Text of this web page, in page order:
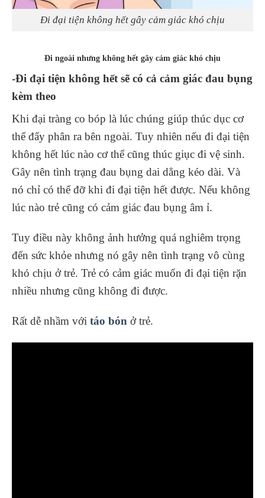
Đi đại tiện không hết gây cảm giác khó chịu
Đi ngoài nhưng không hết gây cảm giác khó chịu
-Đi đại tiện không hết sẽ có cả cảm giác đau bụng
kèm theo
Khi đại tràng co bóp là lúc chúng giúp thúc dục cơ
thể đẩy phân ra bên ngoài. Tuy nhiên nếu đi đại tiện
không hết lúc nào cơ thể cũng thúc giục đi vệ sinh.
Gây nên tình trạng đau bụng dai dẳng kéo dài. Và
nó chỉ có thể đỡ khi đi đại tiện hết được. Nếu không
lúc nào trẻ cũng có cảm giác đau bụng âm ỉ.
Tuy điều này không ảnh hưởng quá nghiêm trọng
đến sức khỏe nhưng nó gây nên tình trạng vô cùng
khó chịu ở trẻ. Trẻ có cảm giác muốn đi đại tiện rặn
nhiều nhưng cũng không đi được.
Rất dễ nhầm với táo bón ở trẻ.